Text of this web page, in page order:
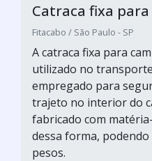
Catraca fixa
Fitacabo / São Paulo - SP
A catraca fixa para
utilizado no
empregado para
trajeto no interior do
fabricado com
dessa forma,
pesos.